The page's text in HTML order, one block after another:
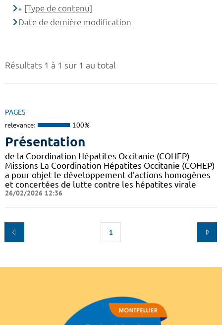
Résultats 1 à 1 sur 1 au total
PAGES
relevance: 100%
Présentation
de la Coordination Hépatites Occitanie (COHEP)
Missions La Coordination Hépatites Occitanie (COHEP)
a pour objet le développement d’actions homogènes
et concertées de lutte contre les hépatites virale
26/02/2026 12:36
1
[Type de contenu]
Date de dernière modification